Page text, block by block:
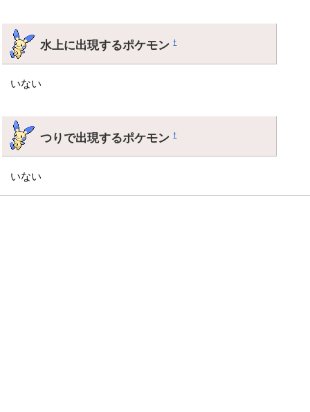
水上に出現するポケモン†
いない
つりで出現するポケモン†
いない